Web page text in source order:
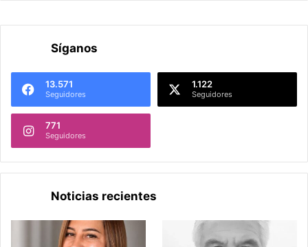
Síganos
13.571
Seguidores
1.122
Seguidores
771
Seguidores
Noticias recientes